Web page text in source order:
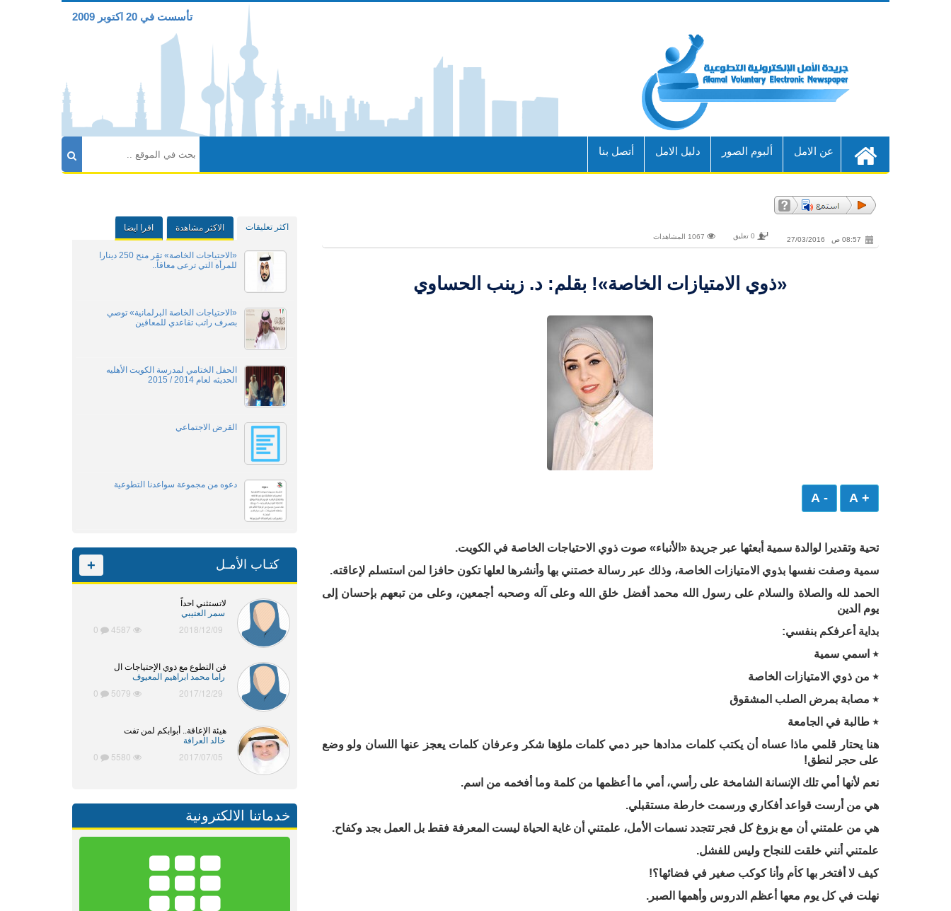
تأسست في 20 اكتوبر 2009
عن الامل ألبوم الصور دليل الامل أتصل بنا
08:57 ص 27/03/2016 0 تعليق
«ذوي الامتيازات الخاصة»! بقلم: د. زينب الحساوي
+ A
- A
تحية وتقديرا لوالدة سمية أبعثها عبر جريدة «الأنباء» صوت ذوي الاحتياجات الخاصة في الكويت.
سمية وصفت نفسها بذوي الامتيازات الخاصة، وذلك عبر رسالة خصتني بها وأنشرها لعلها تكون حافزا لمن استسلم لإعاقته.
الحمد لله والصلاة والسلام على رسول الله محمد أفضل خلق الله وعلى آله وصحبه أجمعين، وعلى من تبعهم بإحسان إلى
يوم الدين
بداية أعرفكم بنفسي:
٭ اسمي سمية
٭ من ذوي الامتيازات الخاصة
٭ مصابة بمرض الصلب المشقوق
٭ طالبة في الجامعة
هنا يحتار قلمي ماذا عساه أن يكتب كلمات مدادها حبر دمي كلمات ملؤها شكر وعرفان كلمات يعجز عنها اللسان ولو وضع
على حجر لنطق!
نعم لأنها أمي تلك الإنسانة الشامخة على رأسي، أمي ما أعظمها من كلمة وما أفخمه من اسم.
هي من أرست قواعد أفكاري ورسمت خارطة مستقبلي.
هي من علمتني أن مع بزوغ كل فجر تتجدد نسمات الأمل، علمتني أن غاية الحياة ليست المعرفة فقط بل العمل بجد وكفاح.
علمتني أنني خلقت للنجاح وليس للفشل.
كيف لا أفتخر بها كأم وأنا كوكب صغير في فضائها؟!
نهلت في كل يوم معها أعظم الدروس وأهمها الصبر.
اكثر تعليقات الاكثر مشاهدة اقرا ايضا
«الاحتياجات الخاصة» تقر منح 250 دينارا
للمرأة التي ترعى معاقاً..
«الاحتياجات الخاصة البرلمانية» توصي
بصرف راتب تقاعدي للمعاقين
الحفل الختامي لمدرسة الكويت الأهليه
الحديثه لعام 2014 / 2015
القرض الاجتماعي
دعوه من مجموعة سواعدنا التطوعية
كتـاب الأمـل +
لاتستثني احداً
سمر العتيبي
2018/12/09
فن التطوع مع ذوي الإحتياجات ال
راما محمد ابراهيم المعيوف
2017/12/29
هيئة الإعاقة.. أبوابكم لمن تفت
خالد العرافة
2017/07/05
خدماتنا الالكترونية